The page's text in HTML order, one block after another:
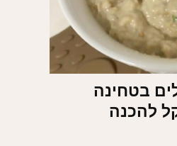
בטחינה
להכנה